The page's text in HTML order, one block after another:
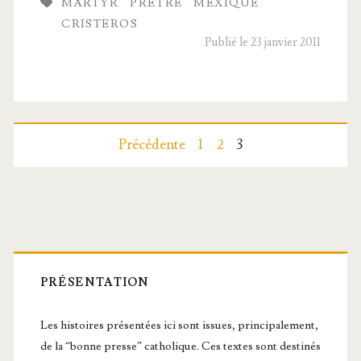
CRISTEROS
Publié le 23 janvier 2011
Pagination
publications
Précédente 1 2 3
Barre
latérale
principale
PRÉSENTATION
Les histoires présentées ici sont issues, principalement,
de la “bonne presse” catholique. Ces textes sont destinés